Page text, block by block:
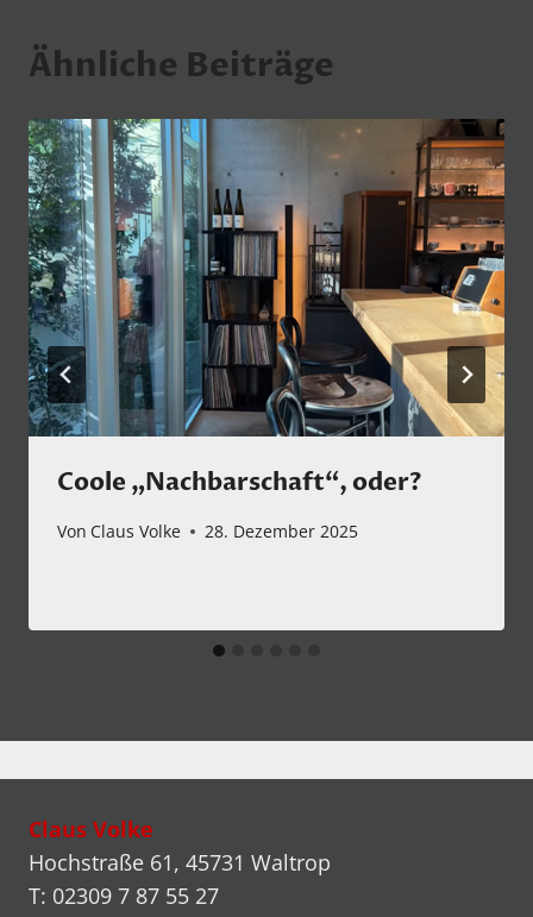
Ähnliche Beiträge
Coole „Nachbarschaft“, oder?
Von Claus Volke 28. Dezember 2025
Claus Volke
Hochstraße 61, 45731 Waltrop
T: 02309 7 87 55 27